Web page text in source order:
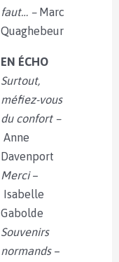
faut… – Marc
Quaghebeur
EN ÉCHO
Surtout,
méfiez-vous
du confort –
Anne
Davenport
Merci–
Isabelle
Gabolde
Souvenirs
normands–